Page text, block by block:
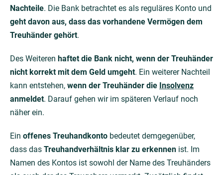
Nachteile. Die Bank betrachtet es als reguläres Konto und
geht davon aus, dass das vorhandene Vermögen dem
Treuhänder gehört.
Des Weiteren haftet die Bank nicht, wenn der Treuhänder
nicht korrekt mit dem Geld umgeht. Ein weiterer Nachteil
kann entstehen, wenn der Treuhänder die Insolvenz
anmeldet. Darauf gehen wir im späteren Verlauf noch
näher ein.
Ein offenes Treuhandkonto bedeutet demgegenüber,
dass das Treuhandverhältnis klar zu erkennen ist. Im
Namen des Kontos ist sowohl der Name des Treuhänders